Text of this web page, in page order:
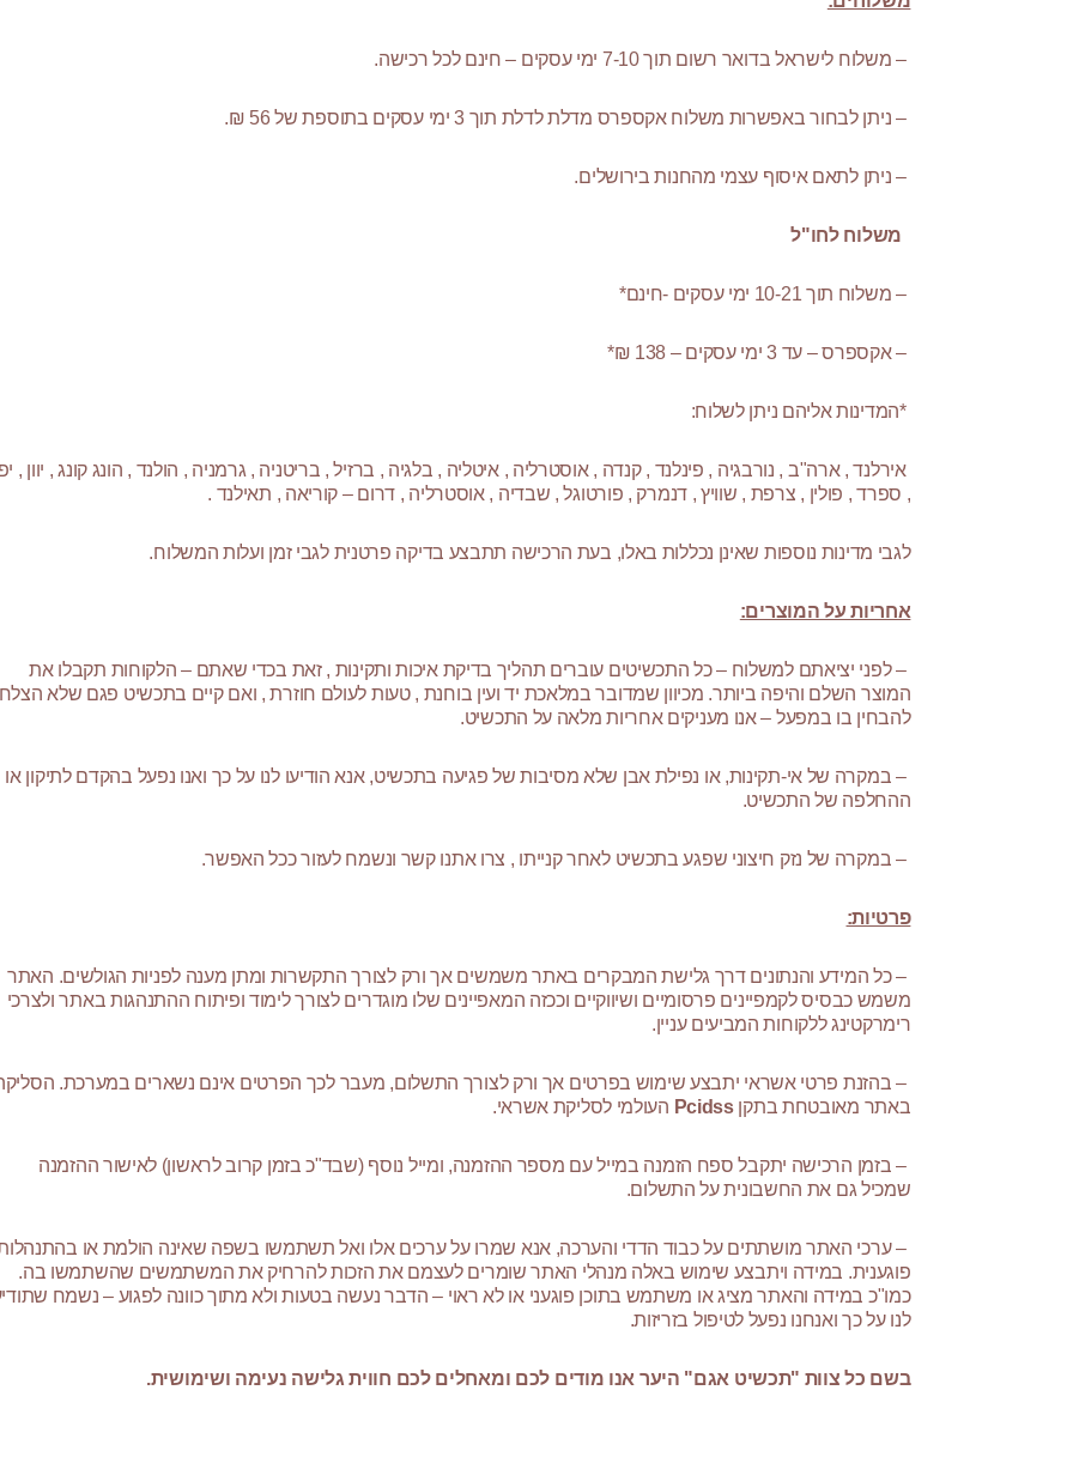
– משלוח לישראל בדואר רשום תוך 7-10 ימי עסקים – חינם לכל רכישה.
– ניתן לבחור באפשרות משלוח אקספרס מדלת לדלת תוך 3 ימי עסקים בתוספת של 56 ₪.
– ניתן לתאם איסוף עצמי מהחנות בירושלים.
משלוח לחו"ל
– משלוח תוך 10-21 ימי עסקים -חינם*
– אקספרס – עד 3 ימי עסקים – 138 ₪*
*המדינות אליהם ניתן לשלוח:
אירלנד , ארה"ב , נורבגיה , פינלנד , קנדה , אוסטרליה , איטליה , בלגיה , ברזיל , בריטניה , גרמניה , הולנד , הונג קונג , יוון ,
, ספרד , פולין , צרפת , שוויץ , דנמרק , פורטוגל , שבדיה , אוסטרליה , דרום – קוריאה , תאילנד .
לגבי מדינות נוספות שאינן נכללות באלו, בעת הרכישה תתבצע בדיקה פרטנית לגבי זמן ועלות המשלוח.
אחריות על המוצרים:
– לפני יציאתם למשלוח – כל התכשיטים עוברים תהליך בדיקת איכות ותקינות , זאת בכדי שאתם – הלקוחות תקבלו את
המוצר השלם והיפה ביותר. מכיוון שמדובר במלאכת יד ועין בוחנת , טעות לעולם חוזרת , ואם קיים בתכשיט פגם שלא
להבחין בו במפעל – אנו מעניקים אחריות מלאה על התכשיט.
– במקרה של אי-תקינות, או נפילת אבן שלא מסיבות של פגיעה בתכשיט, אנא הודיעו לנו על כך ואנו נפעל בהקדם לתיקון או
ההחלפה של התכשיט.
– במקרה של נזק חיצוני שפגע בתכשיט לאחר קנייתו , צרו אתנו קשר ונשמח לעזור ככל האפשר.
פרטיות:
– כל המידע והנתונים דרך גלישת המבקרים באתר משמשים אך ורק לצורך התקשרות ומתן מענה לפניות הגולשים. האתר
משמש כבסיס לקמפיינים פרסומיים ושיווקיים וככזה המאפיינים שלו מוגדרים לצורך לימוד ופיתוח ההתנהגות באתר ולצרכי
רימרקטינג ללקוחות המביעים עניין.
– בהזנת פרטי אשראי יתבצע שימוש בפרטים אך ורק לצורך התשלום, מעבר לכך הפרטים אינם נשארים במערכת.
באתר מאובטחת בתקןPcidss העולמי לסליקת אשראי.
– בזמן הרכישה יתקבל ספח הזמנה במייל עם מספר ההזמנה, ומייל נוסף (שבד"כ בזמן קרוב לראשון) לאישור ההזמנה
שמכיל גם את החשבונית על התשלום.
– ערכי האתר מושתתים על כבוד הדדי והערכה, אנא שמרו על ערכים אלו ואל תשתמשו בשפה שאינה הולמת או
פוגענית. במידה ויתבצע שימוש באלה מנהלי האתר שומרים לעצמם את הזכות להרחיק את המשתמשים שהשתמשו בה.
כמו"כ במידה והאתר מציג או משתמש בתוכן פוגעני או לא ראוי – הדבר נעשה בטעות ולא מתוך כוונה לפגוע – נשמח
לנו על כך ואנחנו נפעל לטיפול בזריזות.
בשם כל צוות "תכשיט אגם" היער אנו מודים לכם ומאחלים לכם חווית גלישה נעימה ושימושית.